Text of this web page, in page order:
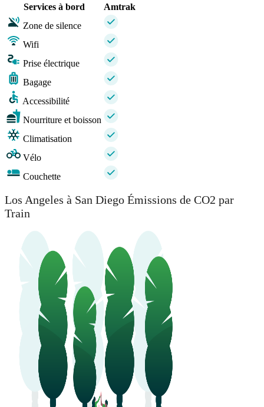
Services à bord
Amtrak
Zone de silence
Wifi
Prise électrique
Bagage
Accessibilité
Nourriture et boisson
Climatisation
Vélo
Couchette
Los Angeles à San Diego Émissions de CO2 par
Train